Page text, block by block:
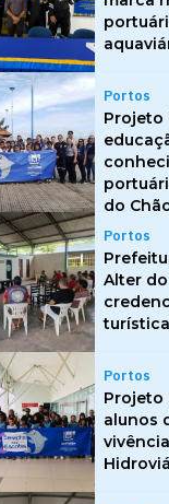
Portos
Projeto
do
Portos
Alter
Portos
Projeto
alunos